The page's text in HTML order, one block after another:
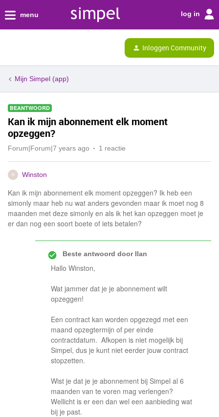
menu log in
Inloggen Community
Mijn Simpel (app)
BEANTWOORD
Kan ik mijn abonnement elk moment
opzeggen?
Forum|Forum|7 years ago 1 reactie
W Winston
Kan ik mijn abonnement elk moment opzeggen? Ik heb een
simonly maar heb nu wat anders gevonden maar ik moet nog 8
maanden met deze simonly en als ik het kan opzeggen moet je
er dan nog een soort boete of iets betalen?
Beste antwoord doorIlan
Hallo Winston,
Wat jammer dat je je abonnement wilt
opzeggen!
Een contract kan worden opgezegd met een
maand opzegtermijn of per einde
contractdatum. Afkopen is niet mogelijk bij
Simpel, dus je kunt niet eerder jouw contract
stopzetten.
Wist je dat je je abonnement bij Simpel al 6
maanden van te voren mag verlengen?
Wellicht is er een dan wel een aanbieding wat
bij je past.